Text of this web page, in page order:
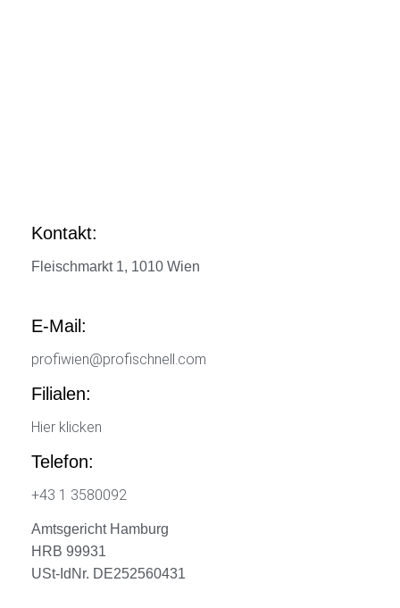
Kontakt:
Fleischmarkt 1, 1010 Wien
E-Mail:
profiwien@profischnell.com
Filialen:
Hier klicken
Telefon:
+43 1 3580092
Amtsgericht Hamburg
HRB 99931
USt-IdNr. DE252560431